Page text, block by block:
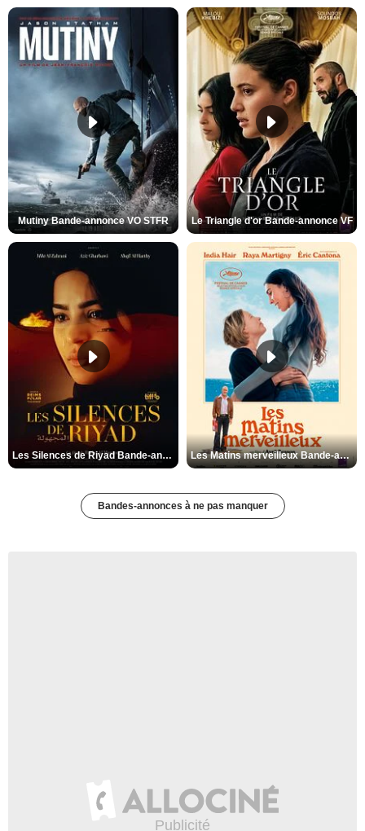
Mutiny Bande-annonce VO STFR Le Triangle d'or Bande-annonce VF
Les Silences de Riyad Bande-annonce VO STFR Les Matins merveilleux Bande-annonce VF
Bandes-annonces à ne pas manquer